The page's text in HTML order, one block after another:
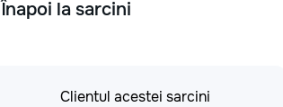
Înapoi la sarcini
Clientul acestei sarcini